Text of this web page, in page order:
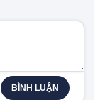
BÌNH LUẬN